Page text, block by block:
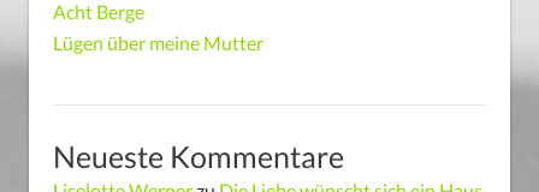
Acht Berge
Lügen über meine Mutter
Neueste Kommentare